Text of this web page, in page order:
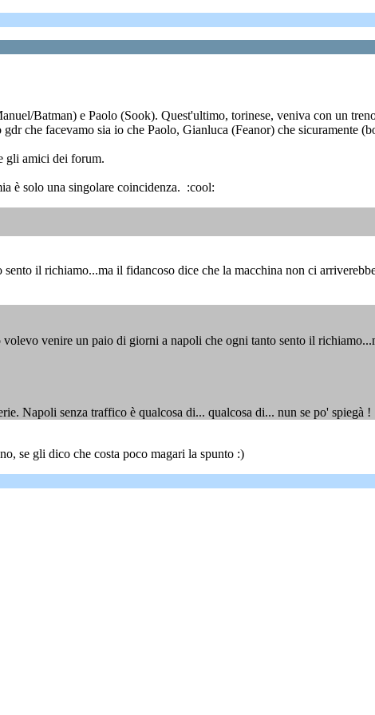
Batman) e Paolo (Sook). Quest'ultimo, torinese, veniva con un
che facevamo sia io che Paolo, Gianluca (Feanor) che sicuramente
gli amici dei forum.
è solo una singolare coincidenza. :cool:
il richiamo...ma il fidancoso dice che la macchina non ci
venire un paio di giorni a napoli che ogni tanto sento il
Napoli senza traffico è qualcosa di... qualcosa di... nun se po' spiegà !
se gli dico che costa poco magari la spunto :)